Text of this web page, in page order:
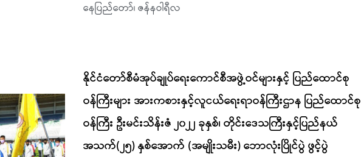
နေပြည်တော်၊ ဇန်နဝါရီလ
နိုင်ငံတော်စီမံအုပ်ချုပ်ရေးကောင်စီအဖွဲ့ဝင်များနှင့် ပြည်ထောင်စု
ဝန်ကြီးများ အားကစားနှင့်လူငယ်ရေးရာဝန်ကြီးဌာန ပြည်ထောင်စု
ဝန်ကြီး ဦးမင်းသိန်းဇံ ၂၀၂၂ ခုနှစ်၊ တိုင်းဒေသကြီးနှင့်ပြည်နယ်
အသက်(၂၅) နှစ်အောက် (အမျိုးသမီး) ဘောလုံးပြိုင်ပွဲ ဖွင့်ပွဲ